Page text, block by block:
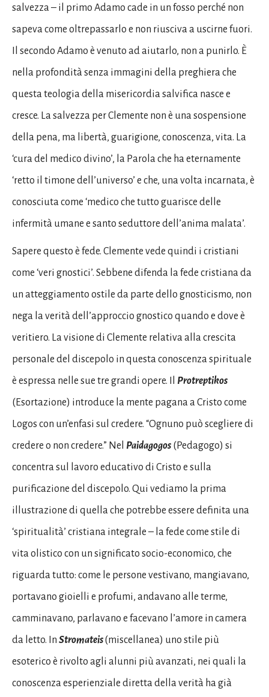
salvezza – il primo Adamo cade in un fosso perché non
sapeva come oltrepassarlo e non riusciva a uscirne fuori.
Il secondo Adamo è venuto ad aiutarlo, non a punirlo. È
nella profondità senza immagini della preghiera che
questa teologia della misericordia salvifica nasce e
cresce. La salvezza per Clemente non è una sospensione
della pena, ma libertà, guarigione, conoscenza, vita. La
‘cura del medico divino’, la Parola che ha eternamente
‘retto il timone dell’universo’ e che, una volta incarnata, è
conosciuta come ‘medico che tutto guarisce delle
infermità umane e santo seduttore dell’anima malata’.
Sapere questo è fede. Clemente vede quindi i cristiani
come ‘veri gnostici’. Sebbene difenda la fede cristiana da
un atteggiamento ostile da parte dello gnosticismo, non
nega la verità dell’approccio gnostico quando e dove è
veritiero. La visione di Clemente relativa alla crescita
personale del discepolo in questa conoscenza spirituale
è espressa nelle sue tre grandi opere. Il Protreptikos
(Esortazione) introduce la mente pagana a Cristo come
Logos con un’enfasi sul credere. “Ognuno può scegliere di
credere o non credere.” Nel Paidagogos (Pedagogo) si
concentra sul lavoro educativo di Cristo e sulla
purificazione del discepolo. Qui vediamo la prima
illustrazione di quella che potrebbe essere definita una
‘spiritualità’ cristiana integrale – la fede come stile di
vita olistico con un significato socio-economico, che
riguarda tutto: come le persone vestivano, mangiavano,
portavano gioielli e profumi, andavano alle terme,
camminavano, parlavano e facevano l’amore in camera
da letto. In Stromateis(miscellanea) uno stile più
esoterico è rivolto agli alunni più avanzati, nei quali la
conoscenza esperienziale diretta della verità ha già